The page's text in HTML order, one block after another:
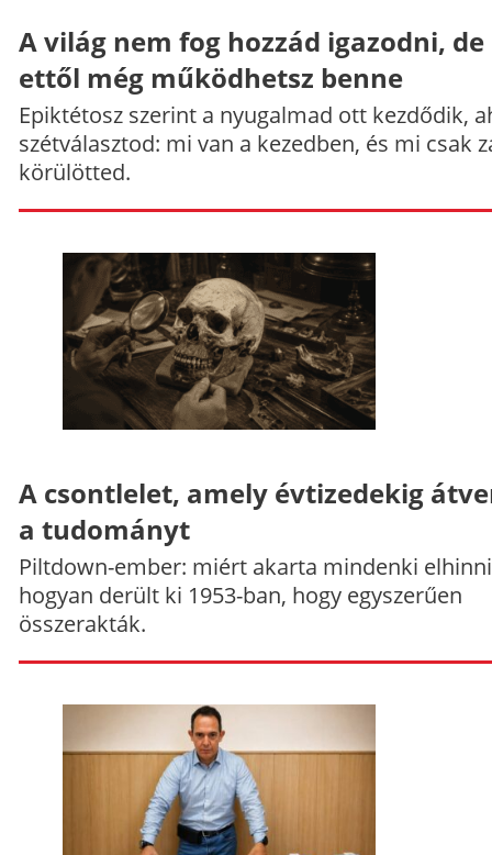
A világ nem fog hozzád igazodni, de
ettől még működhetsz benne
Epiktétosz szerint a nyugalmad ott kezdődik,
szétválasztod: mi van a kezedben, és mi csak
körülötted.
A csontlelet, amely évtizedekig
a tudományt
Piltdown-ember: miért akarta mindenki
hogyan derült ki 1953-ban, hogy egyszerűen
összerakták.